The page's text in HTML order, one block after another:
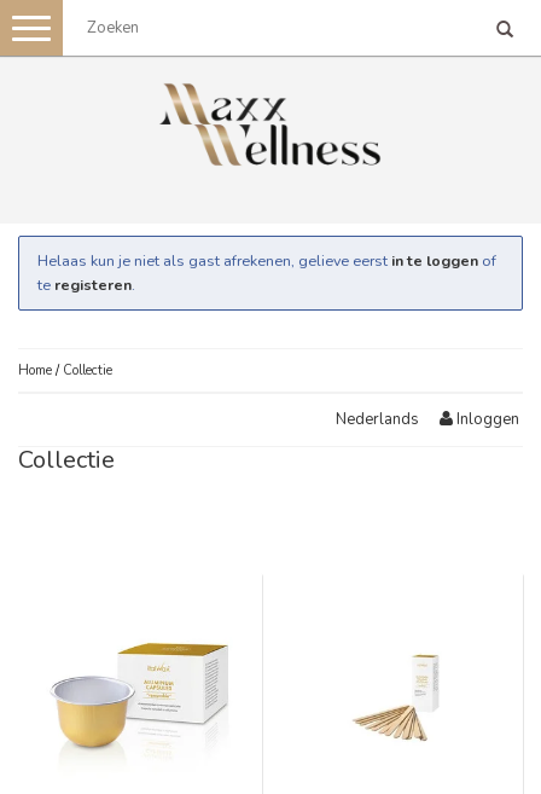
Toggle
navigation
Helaas kun je niet als gast afrekenen, gelieve eerst in te loggen of
te registeren.
Home / Collectie
Nederlands Inloggen
Collectie